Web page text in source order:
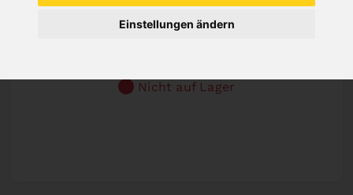
Einstellungen ändern
Nicht auf Lager